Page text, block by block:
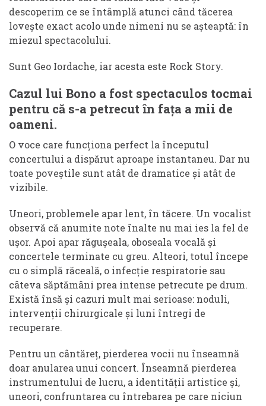
descoperim ce se întâmplă atunci când tăcerea
lovește exact acolo unde nimeni nu se așteaptă: în
miezul spectacolului.
Sunt Geo Iordache, iar acesta este Rock Story.
Cazul lui Bono a fost spectaculos tocmai
pentru că s-a petrecut în fața a mii de
oameni.
O voce care funcționa perfect la începutul
concertului a dispărut aproape instantaneu. Dar nu
toate poveștile sunt atât de dramatice și atât de
vizibile.
Uneori, problemele apar lent, în tăcere. Un vocalist
observă că anumite note înalte nu mai ies la fel de
ușor. Apoi apar răgușeala, oboseala vocală și
concertele terminate cu greu. Alteori, totul începe
cu o simplă răceală, o infecție respiratorie sau
câteva săptămâni prea intense petrecute pe drum.
Există însă și cazuri mult mai serioase: noduli,
intervenții chirurgicale și luni întregi de
recuperare.
Pentru un cântăreț, pierderea vocii nu înseamnă
doar anularea unui concert. Înseamnă pierderea
instrumentului de lucru, a identității artistice și,
uneori, confruntarea cu întrebarea pe care niciun